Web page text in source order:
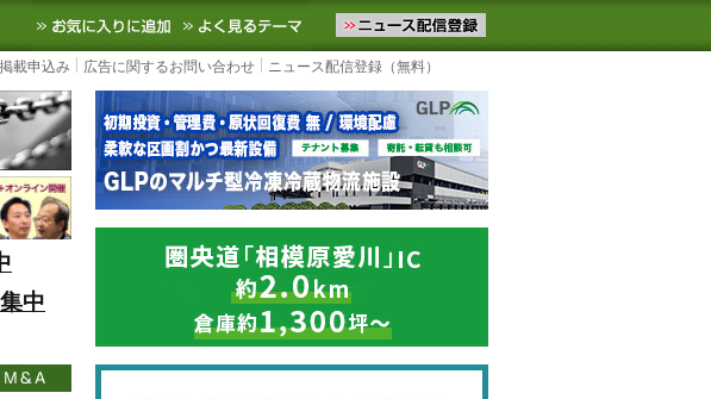
内外の最新の物流ニュースをお届けします。物流ニュースメール配信を登録す
お気に入りに追加 よく見るテーマ
載申込み 広告に関するお問い合わせ ニュース配信登録（無料）
中